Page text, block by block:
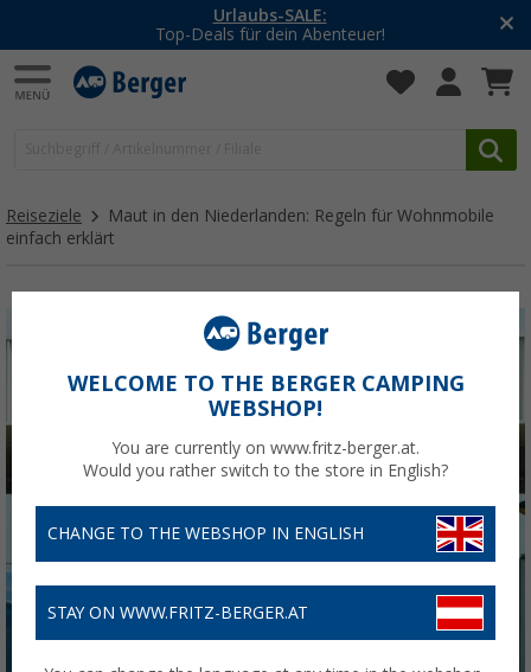
Urlaubs-SALE:
Top-Deals für dein Abenteuer!
Reiseziele
Maut in den Niederlanden: Regeln für Wohnmobile
einfach erklärt
WELCOME TO THE BERGER CAMPING
WEBSHOP!
You are currently on www.fritz-berger.at.
Would you rather switch to the store in English?
CHANGE TO THE WEBSHOP IN ENGLISH
STAY ON WWW.FRITZ-BERGER.AT